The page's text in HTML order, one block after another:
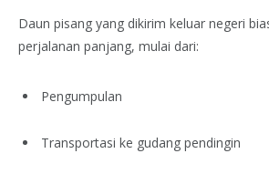
Daun pisang yang dikirim keluar negeri
perjalanan panjang, mulai dari:
Pengumpulan
Transportasi ke gudang pendingin